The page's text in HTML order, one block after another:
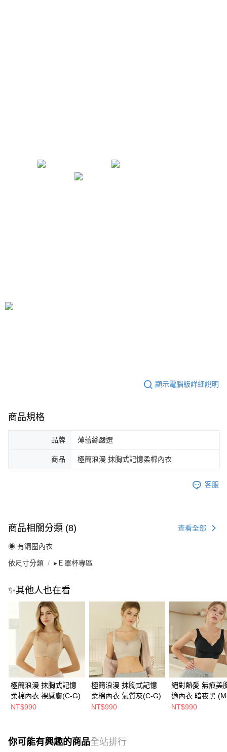
顯示電腦版詳細說明
商品規格
品牌 薄蕾絲嚴選
商品 極簡浪漫 抹胸式記憶柔棉內衣
客服
商品相關分類 (8) 查看全部
◉ 有鋼圈內衣
依尺寸分類 ▸Ｅ罩杯專區
✨其他人也在看
極簡浪漫 抹胸式記憶
柔棉內衣 裸感膚(C-G)
NT$990
極簡浪漫 抹胸式記憶
柔棉內衣 氣質灰(C-G)
NT$990
絕對熱愛 無痕美
適內衣 暗夜黑
NT$990
你可能有興趣的商品全站排行